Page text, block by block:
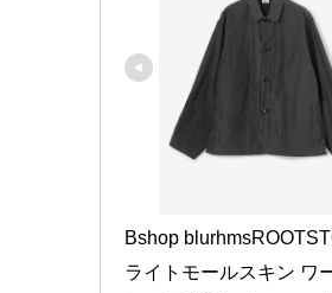
Bshop
ライトモールスキン ワ